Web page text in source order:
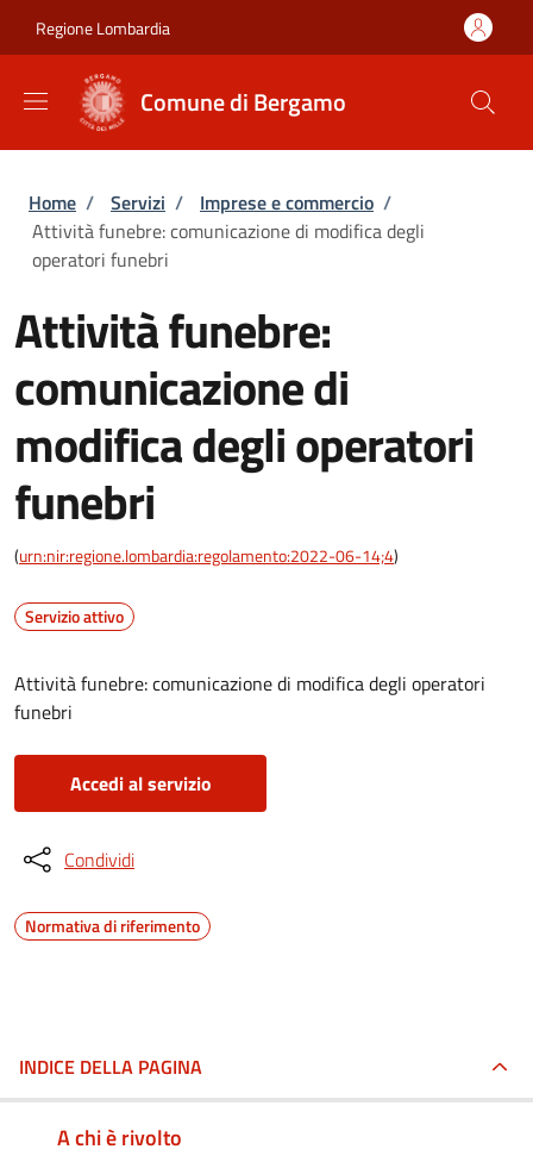
Regione Lombardia
Comune di Bergamo
Briciole di pane
Home / Servizi / Imprese e commercio /
Attività funebre: comunicazione di modifica degli
operatori funebri
Attività funebre:
comunicazione di
modifica degli operatori
funebri
(urn:nir:regione.lombardia:regolamento:2022-06-14;4)
Servizio attivo
Attività funebre: comunicazione di modifica degli operatori
funebri
Accedi al servizio
Condividi
Normativa di riferimento
INDICE DELLA PAGINA
A chi è rivolto